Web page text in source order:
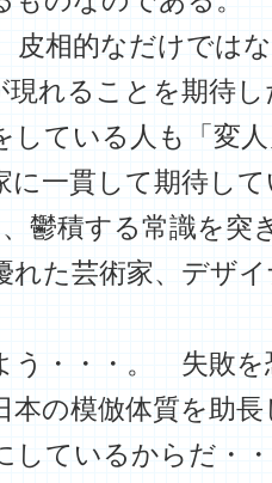
皮相的なだけでは
現れることを期待
している人も「変
に一貫して期待し
、鬱積する常識を突
れた芸術家、デザ
う・・・。 失敗を
本の模倣体質を助
しているからだ・